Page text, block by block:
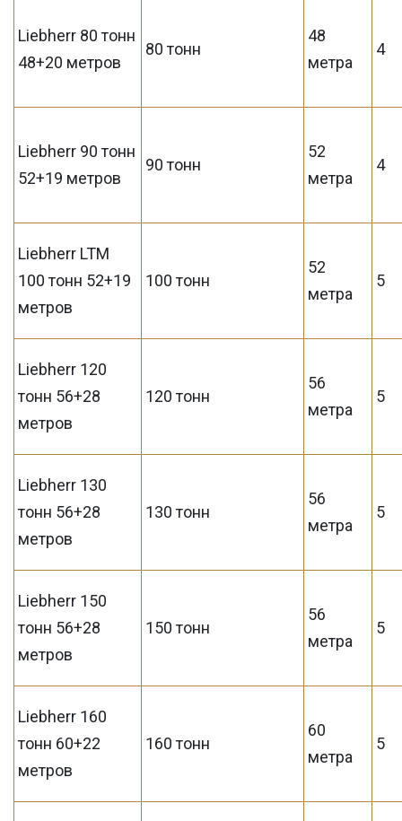
Liebherr 80 тонн
48+20 метров
80 тонн
48
метра
4
Liebherr 90 тонн
52+19 метров
90 тонн
52
метра
4
Liebherr LTM
100 тонн 52+19
метров
100 тонн
52
метра
5
Liebherr 120
тонн 56+28
метров
120 тонн
56
метра
5
Liebherr 130
тонн 56+28
метров
130 тонн
56
метра
5
Liebherr 150
тонн 56+28
метров
150 тонн
56
метра
5
Liebherr 160
тонн 60+22
метров
160 тонн
60
метра
5